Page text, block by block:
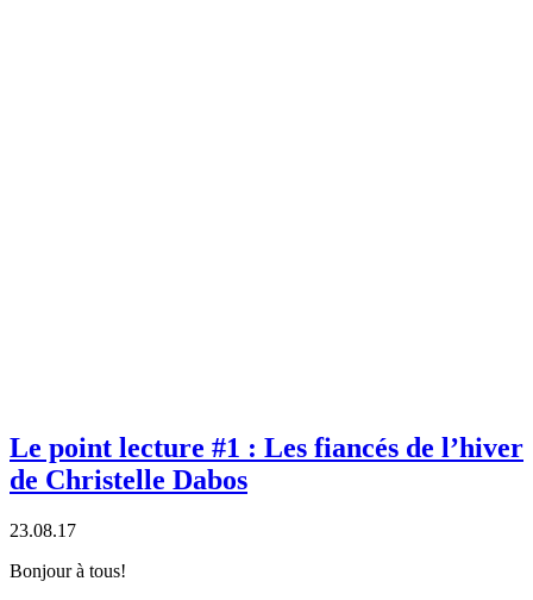
Le point lecture #1 : Les fiancés de l’hiver
de Christelle Dabos
23.08.17
Bonjour à tous!